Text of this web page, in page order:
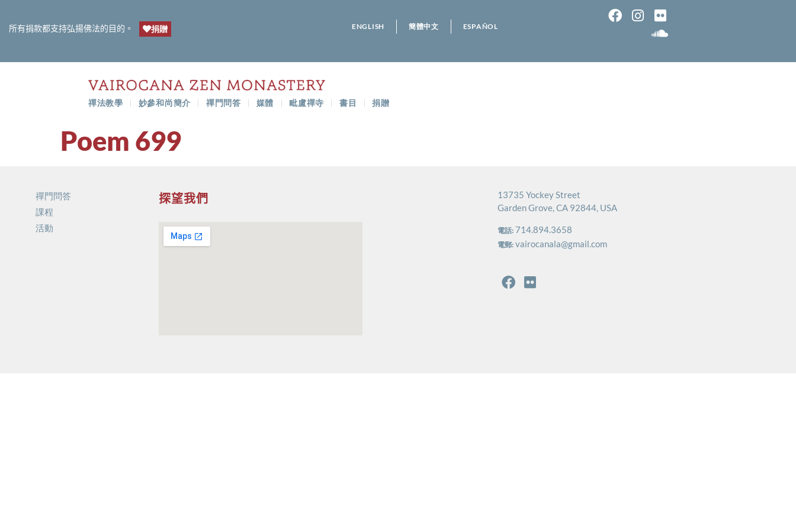
所有捐款都支持弘揚佛法的目的。 捐贈 ENGLISH 簡體中文 ESPAÑOL
禪法教學 妙參和尚簡介 禪門問答 媒體 毗盧禪寺 書目 捐贈
Poem 699
禪門問答
課程
活動
探望我們
13735 Yockey Street
Garden Grove, CA 92844, USA
電話: 714.894.3658
電郵: vairocanala@gmail.com